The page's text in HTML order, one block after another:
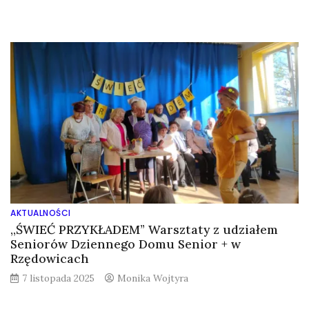
AKTUALNOŚCI
,,ŚWIEĆ PRZYKŁADEM” Warsztaty z udziałem
Seniorów Dziennego Domu Senior + w
Rzędowicach
7 listopada 2025 Monika Wojtyra